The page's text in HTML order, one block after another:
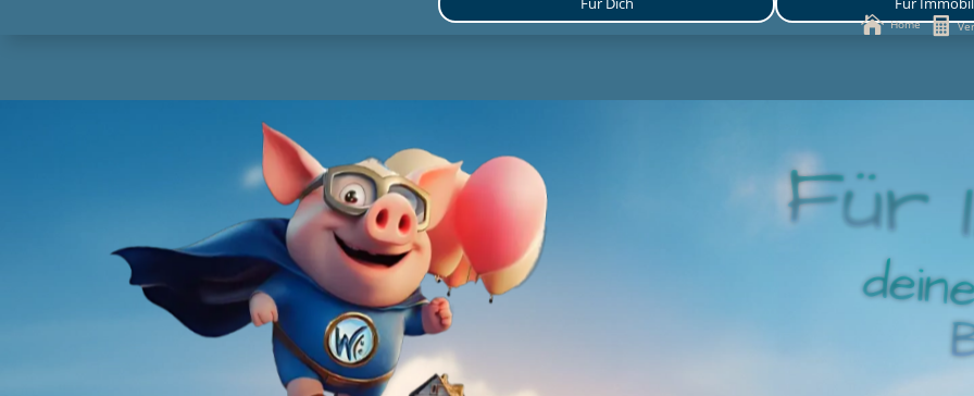
 Home 
Für